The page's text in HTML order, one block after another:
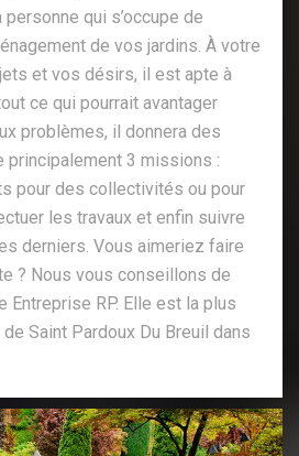
qui s’occupe de
de vos jardins. À votre
et vos désirs, il est apte à
ce qui pourrait avantager
problèmes, il donnera des
3 missions :
pour des collectivités ou pour
les travaux et enfin suivre
derniers. Vous aimeriez faire
? Nous vous conseillons de
Entreprise RP. Elle est la plus
Saint Pardoux Du Breuil dans